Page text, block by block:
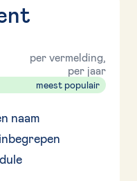
meest populair
per vermelding,
per jaar
naam